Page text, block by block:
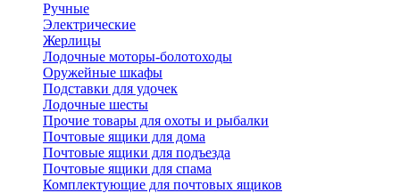
Ручные
Электрические
Жерлицы
Лодочные моторы-болотоходы
Оружейные шкафы
Подставки для удочек
Лодочные шесты
Прочие товары для охоты и рыбалки
Почтовые ящики для дома
Почтовые ящики для подъезда
Почтовые ящики для спама
Комплектующие для почтовых ящиков